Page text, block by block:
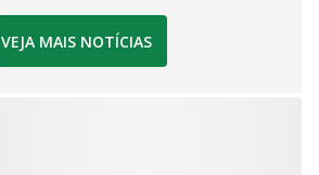
VEJA MAIS NOTÍCIAS